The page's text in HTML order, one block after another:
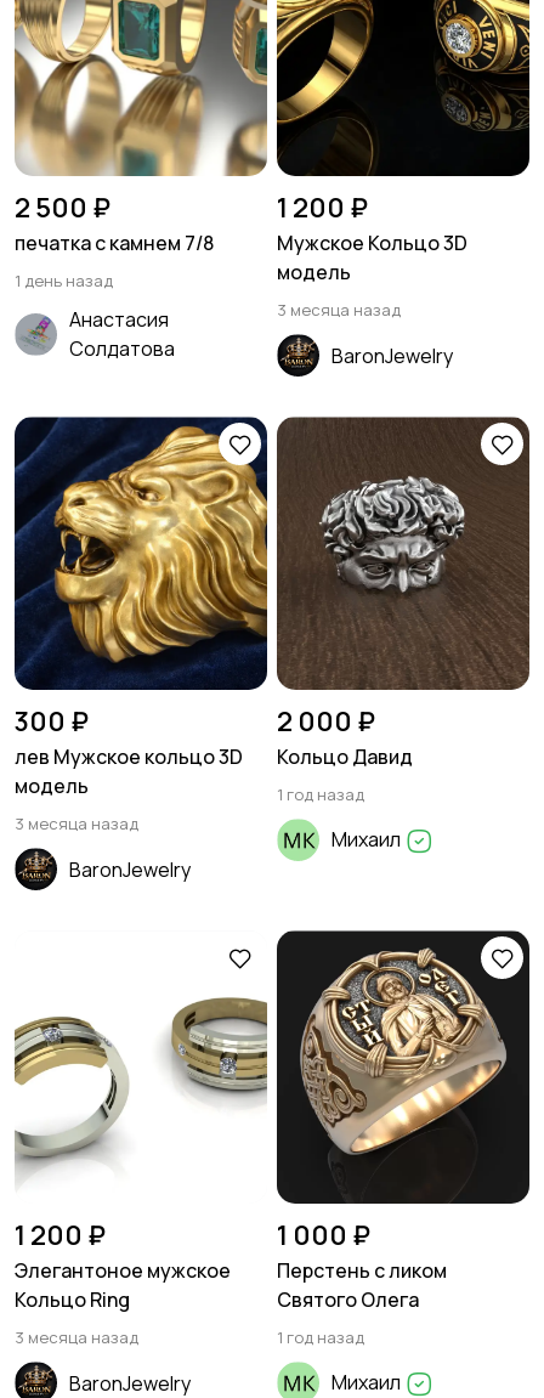
2 500 ₽
печатка с камнем 7/8
1 день назад
Анастасия
Солдатова
1 200 ₽
Мужское Кольцо 3D
модель
3 месяца назад
BaronJewelry
300 ₽
лев Мужское кольцо 3D
модель
3 месяца назад
BaronJewelry
2 000 ₽
Кольцо Давид
1 год назад
Михаил
1 200 ₽
Элегантоное мужское
Кольцо Ring
3 месяца назад
BaronJewelry
1 000 ₽
Перстень с ликом
Святого Олега
1 год назад
Михаил